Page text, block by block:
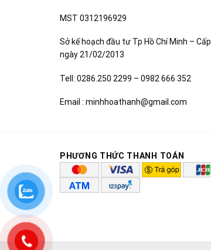
MST 0312196929
Sở kế hoạch đầu tư Tp Hồ Chí Minh – Cấp
ngày 21/02/2013
Tell: 0286.250 2299 – 0982 666 352
Email : minhhoathanh@gmail.com
PHƯƠNG THỨC THANH TOÁN